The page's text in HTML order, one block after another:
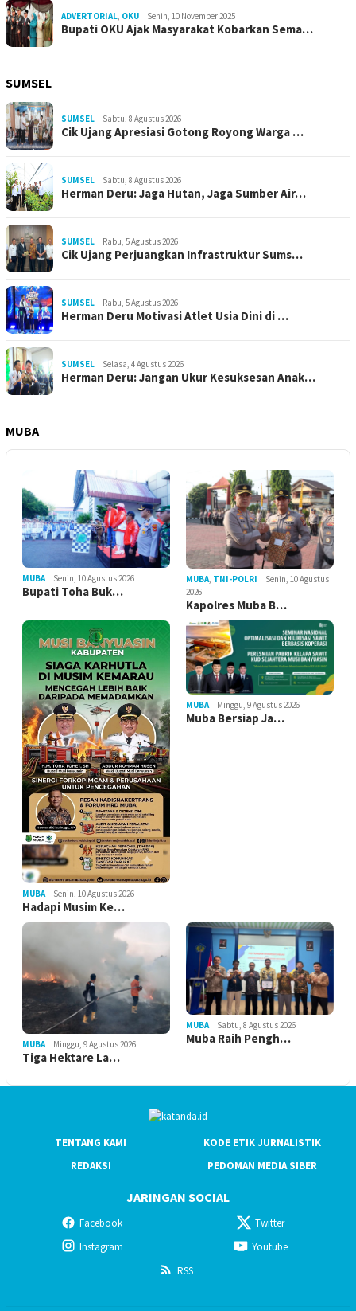
ADVERTORIAL OKU Senin, 10 November 2025
Bupati OKU Ajak Masyarakat Kobarkan Sema…
SUMSEL
SUMSEL Sabtu, 8 Agustus 2026
Cik Ujang Apresiasi Gotong Royong Warga …
SUMSEL Sabtu, 8 Agustus 2026
Herman Deru: Jaga Hutan, Jaga Sumber Air…
SUMSEL Rabu, 5 Agustus 2026
Cik Ujang Perjuangkan Infrastruktur Sums…
SUMSEL Rabu, 5 Agustus 2026
Herman Deru Motivasi Atlet Usia Dini di …
SUMSEL Selasa, 4 Agustus 2026
Herman Deru: Jangan Ukur Kesuksesan Anak…
MUBA
MUBA Senin, 10 Agustus 2026
Bupati Toha Buk…
MUBA TNI-POLRI
Senin, 10 Agustus
2026
Kapolres Muba B…
MUBA Senin, 10 Agustus 2026
Hadapi Musim Ke…
MUBA Minggu, 9 Agustus 2026
Muba Bersiap Ja…
MUBA Minggu, 9 Agustus 2026
Tiga Hektare La…
MUBA Sabtu, 8 Agustus 2026
Muba Raih Pengh…
TENTANG KAMI
KODE ETIK JURNALISTIK
REDAKSI
PEDOMAN MEDIA SIBER
JARINGAN SOCIAL
Facebook
Twitter
Instagram
Youtube
RSS